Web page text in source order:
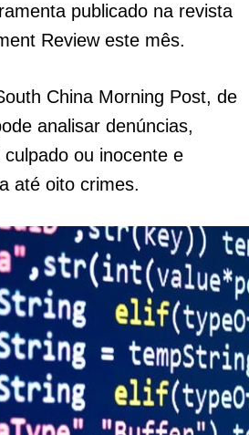
publicado na revista
Review este mês.
China Morning Post, de
analisar denúncias,
ou inocente e
até oito crimes.